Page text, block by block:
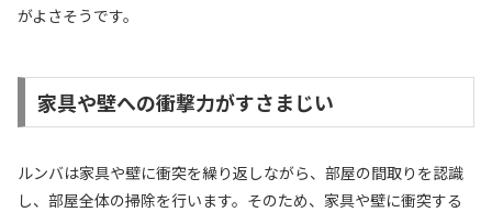
がよさそうです。
家具や壁への衝撃力がすさまじい
ルンバは家具や壁に衝突を繰り返しながら、部屋の間取りを認識
し、部屋全体の掃除を行います。そのため、家具や壁に衝突する